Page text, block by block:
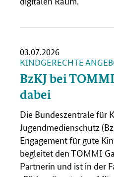
03.07.2026
KINDGERECHTE
BzKJ bei
dabei
Die Bundeszentrale für
Jugendmedienschutz
Engagement für gute
begleitet den TOMMI
Partnerin und ist in der